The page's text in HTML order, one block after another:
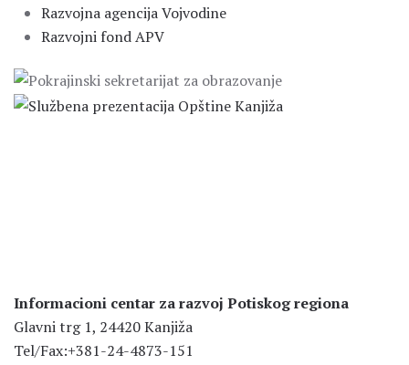
Razvojna agencija Vojvodine
Razvojni fond APV
Informacioni centar za razvoj Potiskog regiona
Glavni trg 1, 24420 Kanjiža
Tel/Fax:+381-24-4873-151